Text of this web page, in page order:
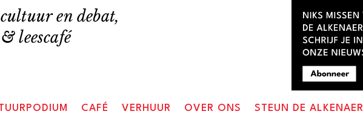
en debat,
leescafé
CAFÉ VERHUUR OVER ONS STEUN DE ALKENAER